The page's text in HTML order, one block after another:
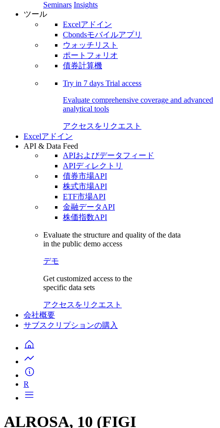
Seminars Insights
ツール
Excelアドイン
Cbondsモバイルアプリ
ウォッチリスト
ポートフォリオ
債券計算機
Try in 7 days Trial access
Evaluate comprehensive coverage and advanced
analytical tools
アクセスをリクエスト
Excelアドイン
API & Data Feed
APIおよびデータフィード
APIディレクトリ
債券市場API
株式市場API
ETF市場API
金融データAPI
株価指数API
Evaluate the structure and quality of the data
in the public demo access
デモ
Get customized access to the
specific data sets
アクセスをリクエスト
会社概要
サブスクリプションの購入
R
ALROSA, 10 (FIGI